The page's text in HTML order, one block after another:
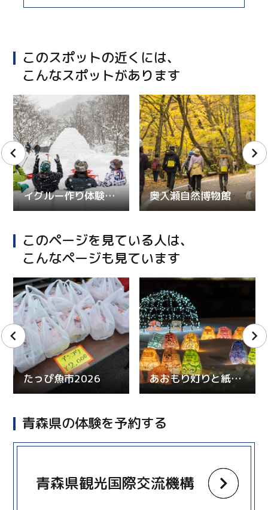
このスポットの近くには、
こんなスポットがあります
イグルー作り体験in焼山スキー場 奥入瀬自然博物館
このページを見ている人は、
こんなページも見ています
たっぴ魚市2026 あおもり灯りと紙のページェント
青森県の体験を予約する
青森県観光国際交流機構
more